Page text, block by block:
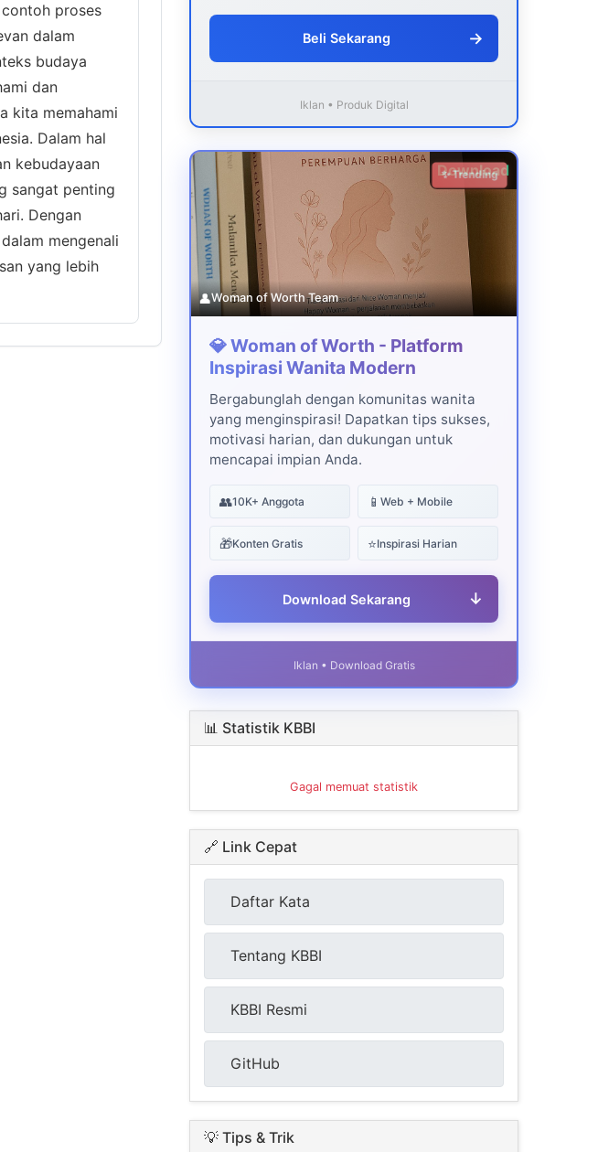
proses
dalam
budaya
dan
kita memahami
Dalam hal
kebudayaan
sangat penting
Dengan
mengenali
yang lebih
Beli Sekarang →
Iklan • Produk Digital
Download
✨ Trending
👤Woman of Worth Team
💎 Woman of Worth - Platform
Inspirasi Wanita Modern
Bergabunglah dengan komunitas wanita
yang menginspirasi! Dapatkan tips sukses,
motivasi harian, dan dukungan untuk
mencapai impian Anda.
👥10K+ Anggota 📱 Web + Mobile
🎁Konten Gratis ⭐Inspirasi Harian
Download Sekarang ↓
Iklan • Download Gratis
📊 Statistik KBBI
Gagal memuat statistik
🔗 Link Cepat
Daftar Kata
Tentang KBBI
KBBI Resmi
GitHub
💡 Tips & Trik